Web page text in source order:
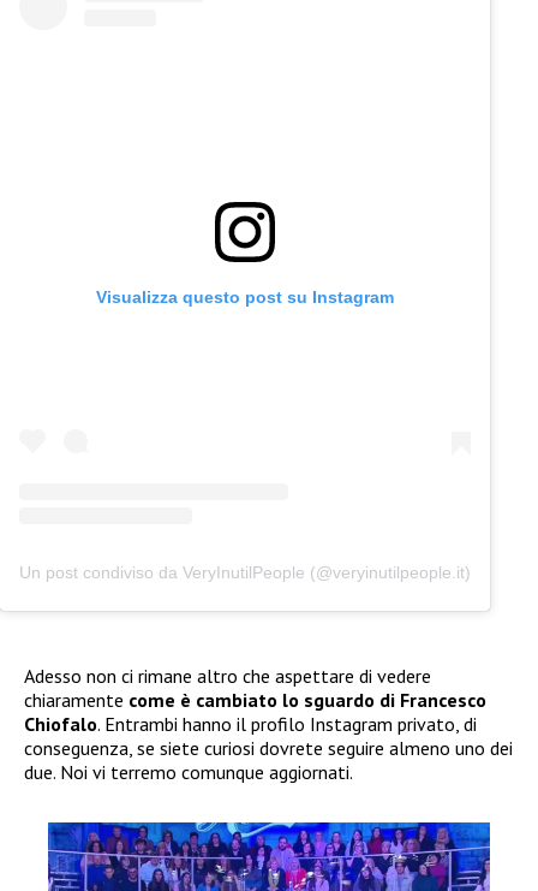
Visualizza questo post su Instagram
Un post condiviso da VeryInutilPeople (@veryinutilpeople.it)
Adesso non ci rimane altro che aspettare di vedere
chiaramente come è cambiato lo sguardo di Francesco
Chiofalo. Entrambi hanno il profilo Instagram privato, di
conseguenza, se siete curiosi dovrete seguire almeno uno dei
due. Noi vi terremo comunque aggiornati.